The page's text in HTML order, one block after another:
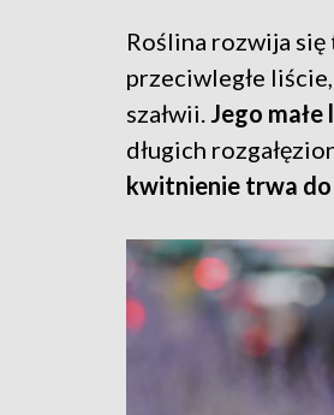
Roślina rozwija się
przeciwległe
szałwii. Jego
długich
kwitnienie trwa do